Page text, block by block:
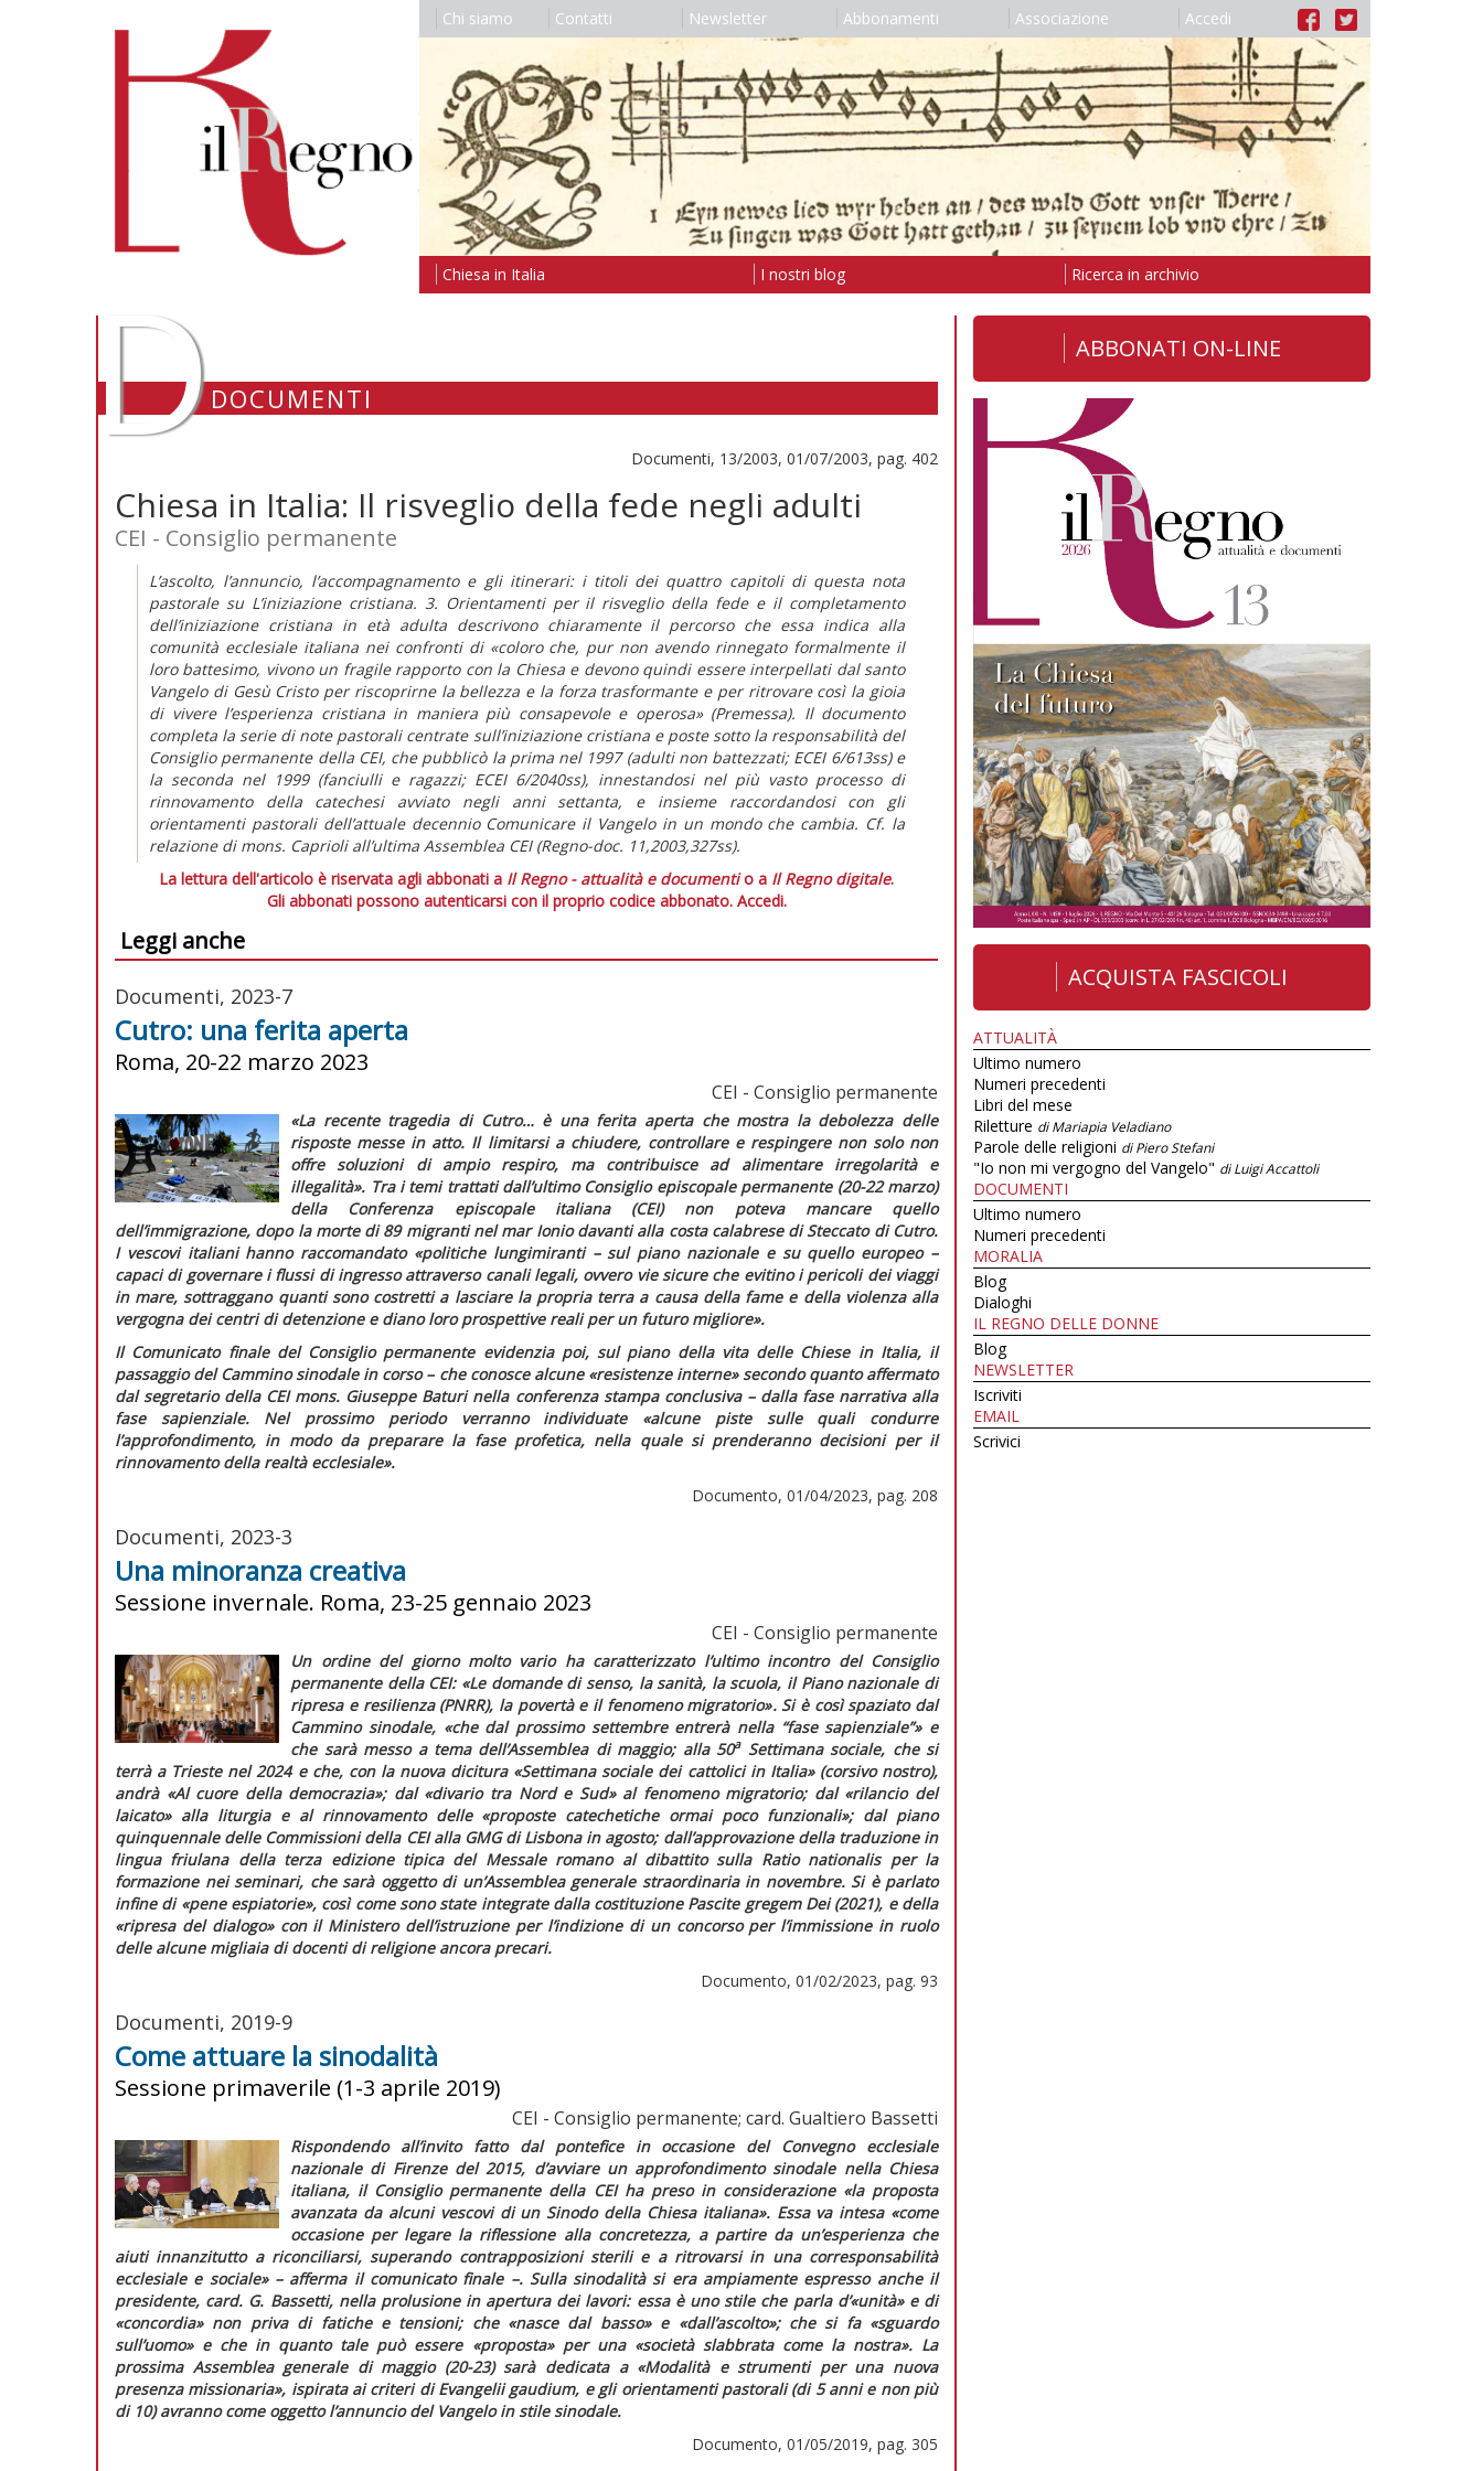
Chi siamo Contatti Newsletter Abbonamenti Associazione Accedi
Chiesa in Italia I nostri blog Ricerca in archivio
DDOCUMENTI
Documenti, 13/2003, 01/07/2003, pag. 402
Chiesa in Italia: Il risveglio della fede negli adulti
CEI - Consiglio permanente
L’ascolto, l’annuncio, l’accompagnamento e gli itinerari: i titoli dei quattro capitoli di questa nota
pastorale su L’iniziazione cristiana. 3. Orientamenti per il risveglio della fede e il completamento
dell’iniziazione cristiana in età adulta descrivono chiaramente il percorso che essa indica alla
comunità ecclesiale italiana nei confronti di «coloro che, pur non avendo rinnegato formalmente il
loro battesimo, vivono un fragile rapporto con la Chiesa e devono quindi essere interpellati dal santo
Vangelo di Gesù Cristo per riscoprirne la bellezza e la forza trasformante e per ritrovare così la gioia
di vivere l’esperienza cristiana in maniera più consapevole e operosa» (Premessa). Il documento
completa la serie di note pastorali centrate sull’iniziazione cristiana e poste sotto la responsabilità del
Consiglio permanente della CEI, che pubblicò la prima nel 1997 (adulti non battezzati; ECEI 6/613ss) e
la seconda nel 1999 (fanciulli e ragazzi; ECEI 6/2040ss), innestandosi nel più vasto processo di
rinnovamento della catechesi avviato negli anni settanta, e insieme raccordandosi con gli
orientamenti pastorali dell’attuale decennio Comunicare il Vangelo in un mondo che cambia. Cf. la
relazione di mons. Caprioli all’ultima Assemblea CEI (Regno-doc. 11,2003,327ss).
La lettura dell'articolo è riservata agli abbonati a Il Regno - attualità e documentio a Il Regno digitale.
Gli abbonati possono autenticarsi con il proprio codice abbonato. Accedi.
Leggi anche
Documenti, 2023-7
Cutro: una ferita aperta
Roma, 20-22 marzo 2023
CEI - Consiglio permanente
«La recente tragedia di Cutro… è una ferita aperta che mostra la debolezza delle
risposte messe in atto. Il limitarsi a chiudere, controllare e respingere non solo non
offre soluzioni di ampio respiro, ma contribuisce ad alimentare irregolarità e
illegalità». Tra i temi trattati dall’ultimo Consiglio episcopale permanente (20-22 marzo)
della Conferenza episcopale italiana (CEI) non poteva mancare quello
dell’immigrazione, dopo la morte di 89 migranti nel mar Ionio davanti alla costa calabrese di Steccato di Cutro.
I vescovi italiani hanno raccomandato «politiche lungimiranti – sul piano nazionale e su quello europeo –
capaci di governare i flussi di ingresso attraverso canali legali, ovvero vie sicure che evitino i pericoli dei viaggi
in mare, sottraggano quanti sono costretti a lasciare la propria terra a causa della fame e della violenza alla
vergogna dei centri di detenzione e diano loro prospettive reali per un futuro migliore».
Il Comunicato finale del Consiglio permanente evidenzia poi, sul piano della vita delle Chiese in Italia, il
passaggio del Cammino sinodale in corso – che conosce alcune «resistenze interne»secondo quanto affermato
dal segretario della CEI mons. Giuseppe Baturi nella conferenza stampa conclusiva – dalla fase narrativa alla
fase sapienziale. Nel prossimo periodo verranno individuate «alcune piste sulle quali condurre
l’approfondimento, in modo da preparare la fase profetica, nella quale si prenderanno decisioni per il
rinnovamento della realtà ecclesiale».
Documento, 01/04/2023, pag. 208
Documenti, 2023-3
Una minoranza creativa
Sessione invernale. Roma, 23-25 gennaio 2023
CEI - Consiglio permanente
Un ordine del giorno molto vario ha caratterizzato l’ultimo incontro del Consiglio
permanente della CEI: «Le domande di senso, la sanità, la scuola, il Piano nazionale di
ripresa e resilienza (PNRR), la povertà e il fenomeno migratorio». Si è così spaziato dal
Cammino sinodale, «che dal prossimo settembre entrerà nella “fase sapienziale”»e
che sarà messo a tema dell’Assemblea di maggio; alla 50aSettimana sociale, che si
terrà a Trieste nel 2024 e che, con la nuova dicitura «Settimana sociale dei cattolici in Italia» (corsivo nostro),
andrà «Al cuore della democrazia»; dal «divario tra Nord e Sud»al fenomeno migratorio; dal «rilancio del
laicato»alla liturgia e al rinnovamento delle «proposte catechetiche ormai poco funzionali»; dal piano
quinquennale delle Commissioni della CEI alla GMG di Lisbona in agosto; dall’approvazione della traduzione in
lingua friulana della terza edizione tipica del Messale romanoal dibattito sulla Ratio nationalisper la
formazione nei seminari, che sarà oggetto di un’Assemblea generale straordinaria in novembre. Si è parlato
infine di «pene espiatorie», così come sono state integrate dalla costituzione Pascite gregem Dei(2021), e della
«ripresa del dialogo»con il Ministero dell’istruzione per l’indizione di un concorso per l’immissione in ruolo
delle alcune migliaia di docenti di religione ancora precari.
Documento, 01/02/2023, pag. 93
Documenti, 2019-9
Come attuare la sinodalità
Sessione primaverile (1-3 aprile 2019)
CEI - Consiglio permanente; card. Gualtiero Bassetti
Rispondendo all’invito fatto dal pontefice in occasione del Convegno ecclesiale
nazionale di Firenze del 2015, d’avviare un approfondimento sinodale nella Chiesa
italiana, il Consiglio permanente della CEI ha preso in considerazione «la proposta
avanzata da alcuni vescovi di un Sinodo della Chiesa italiana». Essa va intesa «come
occasione per legare la riflessione alla concretezza, a partire da un’esperienza che
aiuti innanzitutto a riconciliarsi, superando contrapposizioni sterili e a ritrovarsi in una corresponsabilità
ecclesiale e sociale»– afferma il comunicato finale –. Sulla sinodalità si era ampiamente espresso anche il
presidente, card. G. Bassetti, nella prolusione in apertura dei lavori: essa è uno stile che parla d’«unità»e di
«concordia»non priva di fatiche e tensioni; che «nasce dal basso»e «dall’ascolto»; che si fa«sguardo
sull’uomo»e che in quanto tale può essere «proposta»per una «società slabbrata come la nostra». La
prossima Assemblea generale di maggio (20-23) sarà dedicata a «Modalità e strumenti per una nuova
presenza missionaria», ispirata ai criteri diEvangelii gaudium, e gli orientamenti pastorali (di 5 anni e non più
di 10) avranno come oggetto l’annuncio del Vangelo in stile sinodale.
Documento, 01/05/2019, pag. 305
ABBONATI ON-LINE
ACQUISTA FASCICOLI
ATTUALITÀ
Ultimo numero
Numeri precedenti
Libri del mese
Riletture di Mariapia Veladiano
Parole delle religioni di Piero Stefani
"Io non mi vergogno del Vangelo" di Luigi Accattoli
DOCUMENTI
Ultimo numero
Numeri precedenti
MORALIA
Blog
Dialoghi
IL REGNO DELLE DONNE
Blog
NEWSLETTER
Iscriviti
EMAIL
Scrivici